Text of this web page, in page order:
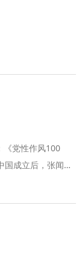
《党性作风100
成立后，张闻天
在许多浪费现